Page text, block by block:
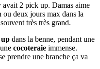
2 pick up. Damas aime
ou deux jours max dans la
très très grand.
dans la benne, pendant une
cocoteraie immense.
prendre une branche ça va